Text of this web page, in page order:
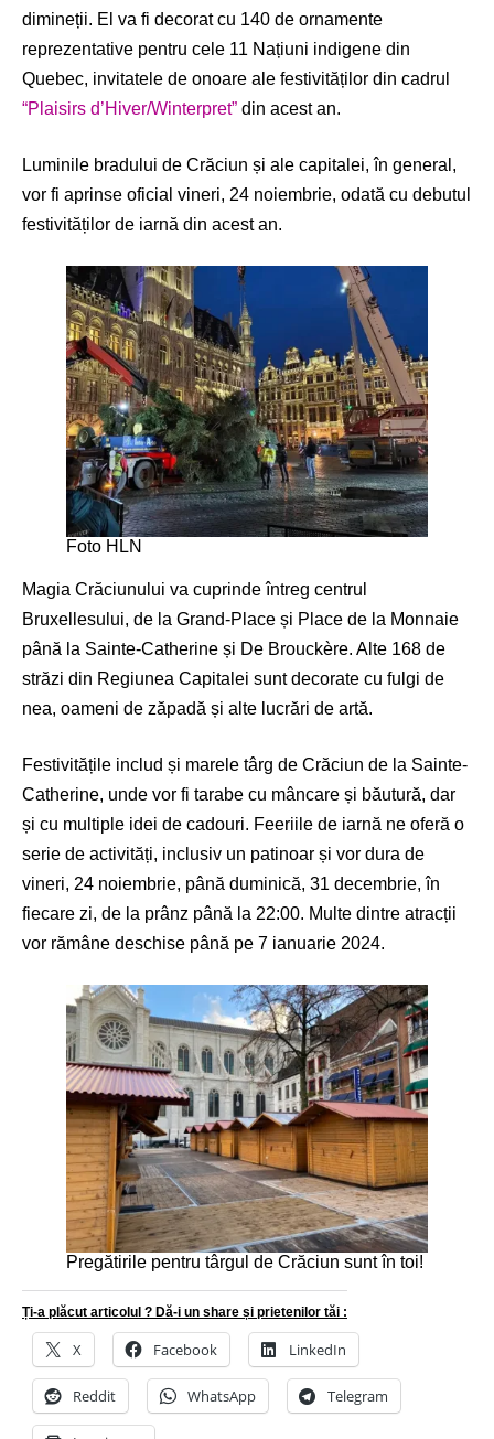
dimineții. El va fi decorat cu 140 de ornamente
reprezentative pentru cele 11 Națiuni indigene din
Quebec, invitatele de onoare ale festivităților din cadrul
“Plaisirs d’Hiver/Winterpret” din acest an.
Luminile bradului de Crăciun și ale capitalei, în general,
vor fi aprinse oficial vineri, 24 noiembrie, odată cu debutul
festivităților de iarnă din acest an.
Foto HLN
Magia Crăciunului va cuprinde întreg centrul
Bruxellesului, de la Grand-Place și Place de la Monnaie
până la Sainte-Catherine și De Brouckère. Alte 168 de
străzi din Regiunea Capitalei sunt decorate cu fulgi de
nea, oameni de zăpadă și alte lucrări de artă.
Festivitățile includ și marele târg de Crăciun de la Sainte-
Catherine, unde vor fi tarabe cu mâncare și băutură, dar
și cu multiple idei de cadouri. Feeriile de iarnă ne oferă o
serie de activități, inclusiv un patinoar și vor dura de
vineri, 24 noiembrie, până duminică, 31 decembrie, în
fiecare zi, de la prânz până la 22:00. Multe dintre atracții
vor rămâne deschise până pe 7 ianuarie 2024.
Pregătirile pentru târgul de Crăciun sunt în toi!
Ți-a plăcut articolul ? Dă-i un share și prietenilor tăi :
X Facebook LinkedIn
Reddit WhatsApp Telegram